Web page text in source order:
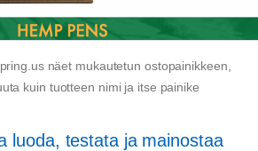
näet mukautetun ostopainikkeen,
kuin tuotteen nimi ja itse painike
luoda, testata ja mainostaa